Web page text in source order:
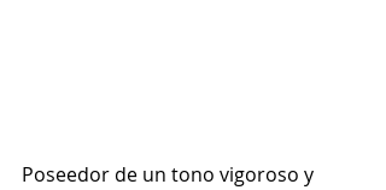
Poseedor de un tono vigoroso y